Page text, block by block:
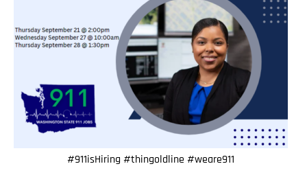
#911isHiring #thingoldline #weare911